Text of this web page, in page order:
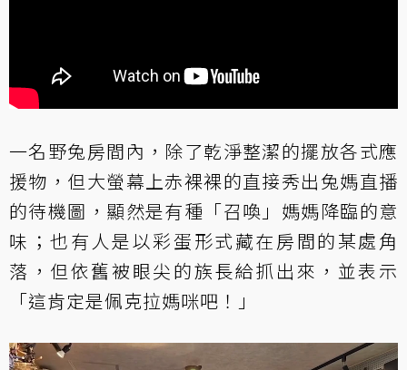
一名野兔房間內，除了乾淨整潔的擺放各式應
援物，但大螢幕上赤裸裸的直接秀出兔媽直播
的待機圖，顯然是有種「召喚」媽媽降臨的意
味；也有人是以彩蛋形式藏在房間的某處角
落，但依舊被眼尖的族長給抓出來，並表示
「這肯定是佩克拉媽咪吧！」